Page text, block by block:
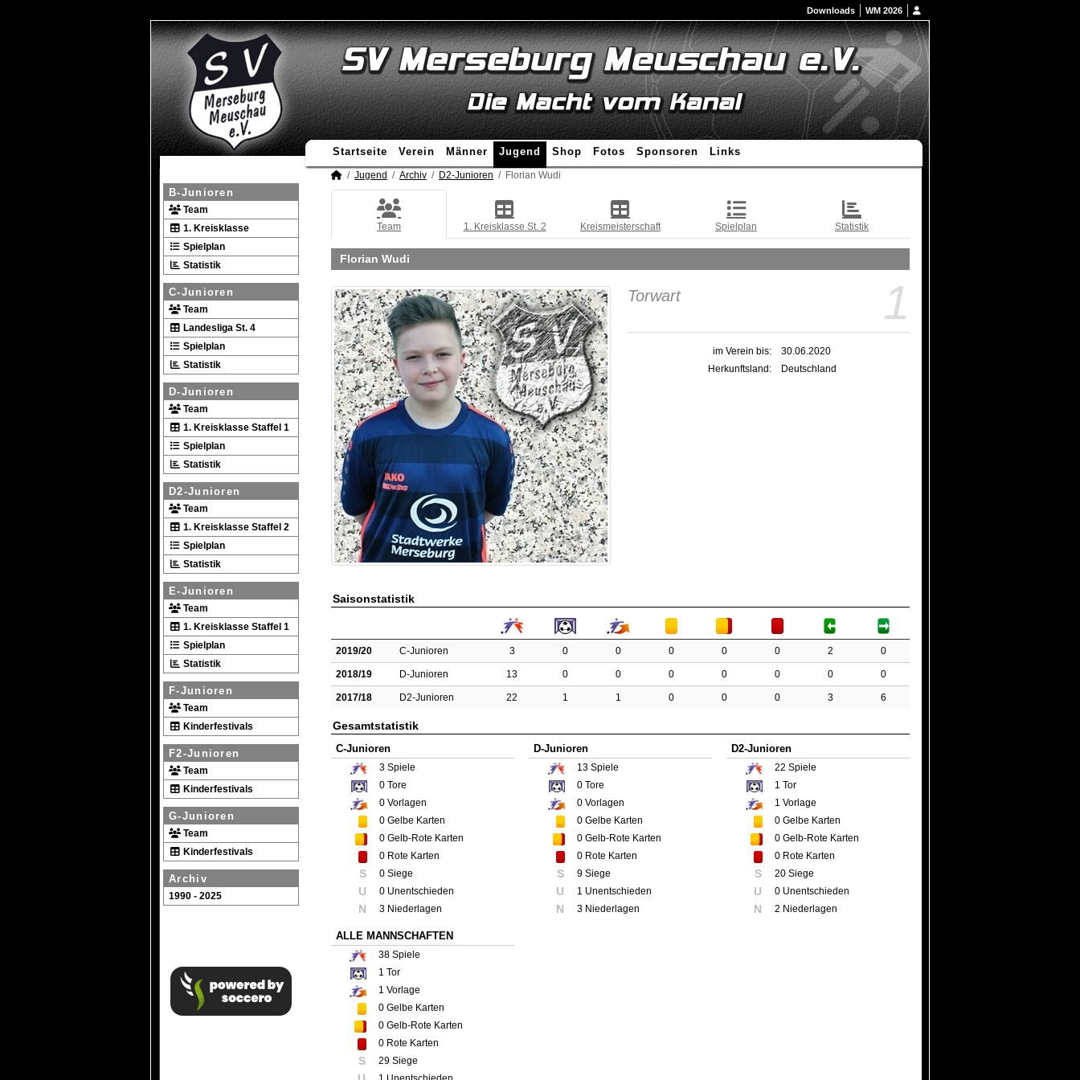
Downloads WM 2026
Startseite Verein Männer Jugend Shop Fotos Sponsoren Links
B-Junioren
Team
1. Kreisklasse
Spielplan
Statistik
C-Junioren
Team
Landesliga St. 4
Spielplan
Statistik
D-Junioren
Team
1. Kreisklasse Staffel 1
Spielplan
Statistik
D2-Junioren
Team
1. Kreisklasse Staffel 2
Spielplan
Statistik
E-Junioren
Team
1. Kreisklasse Staffel 1
Spielplan
Statistik
F-Junioren
Team
Kinderfestivals
F2-Junioren
Team
Kinderfestivals
G-Junioren
Team
Kinderfestivals
Archiv
1990 - 2025
Jugend Archiv D2-Junioren Florian Wudi
Team 1. Kreisklasse St. 2 Kreismeisterschaft Spielplan Statistik
Florian Wudi
1
Torwart
im Verein bis:
30.06.2020
Herkunftsland:
Deutschland
Saisonstatistik
2019/20 C-Junioren 3 0 0 0 0 0 2 0
2018/19 D-Junioren 13 0 0 0 0 0 0 0
2017/18 D2-Junioren 22 1 1 0 0 0 3 6
Gesamtstatistik
C-Junioren
3 Spiele
0 Tore
0 Vorlagen
0 Gelbe Karten
0 Gelb-Rote Karten
0 Rote Karten
S 0 Siege
U 0 Unentschieden
N 3 Niederlagen
D-Junioren
13 Spiele
0 Tore
0 Vorlagen
0 Gelbe Karten
0 Gelb-Rote Karten
0 Rote Karten
S 9 Siege
U 1 Unentschieden
N 3 Niederlagen
D2-Junioren
22 Spiele
1 Tor
1 Vorlage
0 Gelbe Karten
0 Gelb-Rote Karten
0 Rote Karten
S 20 Siege
U 0 Unentschieden
N 2 Niederlagen
ALLE MANNSCHAFTEN
38 Spiele
1 Tor
1 Vorlage
0 Gelbe Karten
0 Gelb-Rote Karten
0 Rote Karten
S 29 Siege